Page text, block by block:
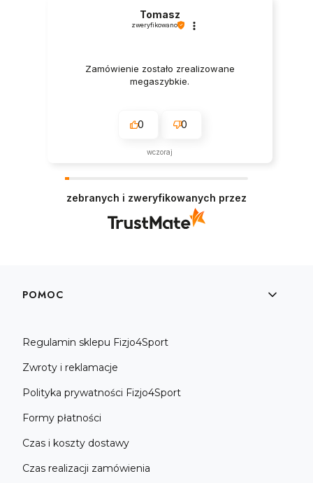
Tomasz
zweryfikowano
Zamówienie zostało zrealizowane
megaszybkie.
0 0
wczoraj
zebranych i zweryfikowanych przez
Linki w stopce
POMOC
Regulamin sklepu Fizjo4Sport
Zwroty i reklamacje
Polityka prywatności Fizjo4Sport
Formy płatności
Czas i koszty dostawy
Czas realizacji zamówienia